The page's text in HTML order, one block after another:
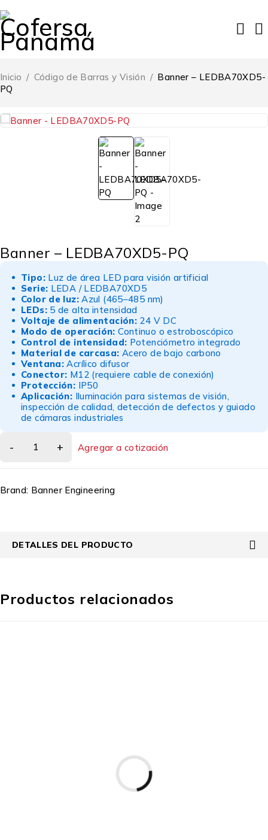
Inicio / Código de Barras y Visión / Banner – LEDBA70XD5-
PQ
Banner – LEDBA70XD5-PQ
Tipo:Luz de área LED para visión artificial
Serie: LEDA / LEDBA70XD5
Color de luz:Azul (465–485 nm)
LEDs:5 de alta intensidad
Voltaje de alimentación: 24 V DC
Modo de operación: Continuo o estroboscópico
Control de intensidad: Potenciómetro integrado
Material de carcasa: Acero de bajo carbono
Ventana: Acrílico difusor
Conector: M12 (requiere cable de conexión)
Protección: IP50
Aplicación: Iluminación para sistemas de visión,
inspección de calidad, detección de defectos y guiado
de cámaras industriales
Agregar a cotización
Brand: Banner Engineering
DETALLES DEL PRODUCTO
Productos relacionados